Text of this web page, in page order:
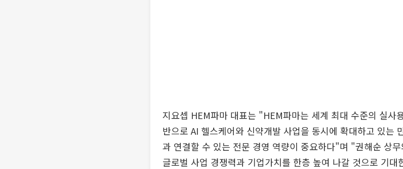
지요셉 HEM파마 대표는 "HEM파마는 세계 최대 수준의 실사
반으로 AI 헬스케어와 신약개발 사업을 동시에 확대하고 있는
과 연결할 수 있는 전문 경영 역량이 중요하다"며 "권해순 상
글로벌 사업 경쟁력과 기업가치를 한층 높여 나갈 것으로 기대